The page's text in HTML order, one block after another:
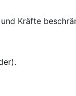
Kräfte